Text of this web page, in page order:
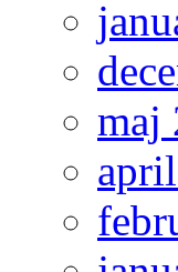
maj